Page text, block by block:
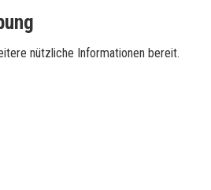
nützliche Informationen bereit.